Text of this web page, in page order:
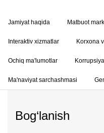
Jamiyat haqida Matbuot
Interaktiv xizmatlar Korxona
Ochiq ma'lumotlar
Ma'naviyat sarchashmasi
Bog‘lanish